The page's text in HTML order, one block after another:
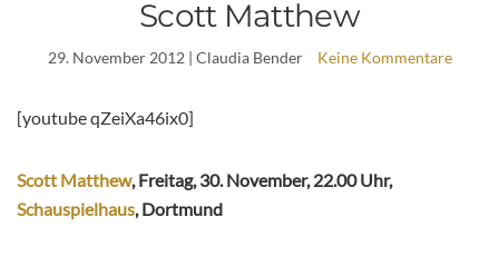
Scott Matthew
29. November 2012| Claudia Bender Keine Kommentare
[youtube qZeiXa46ix0]
Scott Matthew, Freitag, 30. November, 22.00 Uhr,
Schauspielhaus, Dortmund